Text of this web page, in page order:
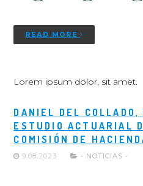
READ MORE
Lorem ipsum dolor, sit amet.
DANIEL DEL
ESTUDIO ACTUARIAL
COMISIÓN DE
9.08.2023 - NOTICIAS -